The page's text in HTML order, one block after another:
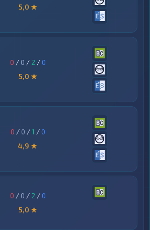
5,0 ★
0 / 0 / 2 /0
5,0 ★
0 / 0 /1 /0
4,9 ★
0 / 0 / 2 /0
5,0 ★